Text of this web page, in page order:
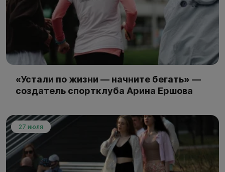
«Устали по жизни — начните бегать» —
создатель спортклуба Арина Ершова
27 июля